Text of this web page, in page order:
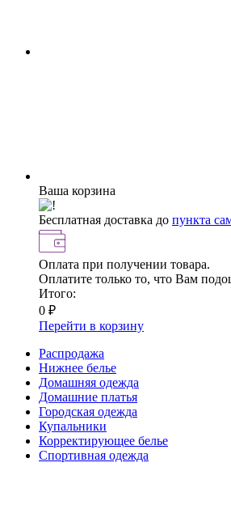
Ваша корзина
Бесплатная доставка до пункта
Оплата при получении товара.
Оплатите только то, что Вам
Итого:
0 ₽
Перейти в корзину
Распродажа
Нижнее белье
Домашняя одежда
Домашние платья
Городская одежда
Купальники
Корректирующее белье
Спортивная одежда